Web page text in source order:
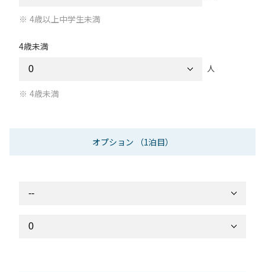
4歳以上中学生未満
4歳未満
人
4歳未満
オプション （1泊目）